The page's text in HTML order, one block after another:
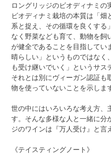
ロングリッジのビオディナミの
ビオディナミ栽培の本質は「
系と捉え、その循環を良くする
なく野菜なども育て、動物を飼
が健全であることを目指してい
晴らしい」というものではなく
も受け継いでいく」というサス
それとは別にヴィーガン認証も
物を使っていないことを示しま
世の中にはいろいろな考え方、
す。そんな多様な人と一緒に分
ジのワインは『万人受け』と言
《テイスティングノート》